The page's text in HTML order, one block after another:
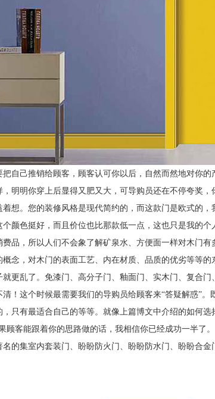
自己推销给顾客，顾客认可你以后，自然而然地对你
明明你穿上后显得又肥又大，可导购员还在不停夸奖
想。您的装修风格是现代简约的，而这款门是欧式的
颜色挺好，而且价位也比那款低一点，这也只是我的个
品，所以人们不会象了解矿泉水、方便面一样对木门
念，对木门的表面工艺、内在材质、品质的优劣等等
更乱了。免漆门、高分子门、釉面门、实木门、复合门
！这个时候最需要我们的导购员给顾客来“答疑解惑”
只有最适合自己的等等。就像上篇博文中介绍的如何
顾客能跟着你的思路做的话，我相信你已经成功一半了。
名的集室内套装门、盼盼防火门、盼盼防水门、盼盼合金